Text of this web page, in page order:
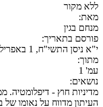
ללא מקור
מאת:
מנחם בגין
פורסם בתאריך:
י"א ניסן התשי"ח, 1 באפריל 1958
מתוך:
עמ' 1
נושאים:
מדיניות חוץ -